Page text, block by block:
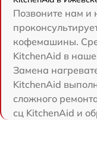
Позвоните нам и
кофемашины.
KitchenAid в
Замена
KitchenAid
сложного
сц KitchenAid и